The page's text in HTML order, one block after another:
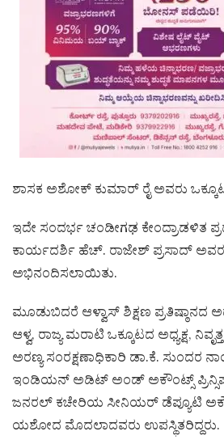
ಶಾಸಕ ಅಶೋಕ್ ಕುಮಾರ್ ರೈ ಅವರು
ಇದೇ ಸಂದರ್ಭ ಚಂಡೀಗಢ ಕೇಂದ್ರಾಡಳಿತ
ಕಾರ್ಯದರ್ಶಿ ಹೆಚ್. ರಾಜೇಶ್ ಪ್ರಸಾದ್
ಅಭಿನಂದಿಸಲಾಯಿತು.
ಮೂಡುಬಿದರೆ ಆಳ್ವಾಸ್ ಶಿಕ್ಷಣ ಪ್ರತಿಷ್ಠಾನದ
ಆಳ್ವ, ರಾಜ್ಯ ಮರಾಟಿ ಒಕ್ಕೂಟದ ಅಧ್ಯಕ್ಷ,
ಅರಣ್ಯ ಸಂರಕ್ಷಣಾಧಿಕಾರಿ ಡಾ.ಕೆ. ಸುಂದರ
ಇಂಡಿಯನ್ ಅಡಿಟ್ ಅಂಡ್ ಅಕೌಂಟ್ಸ್
ಜನರಲ್ ಕಚೇರಿಯ ಸೀನಿಯರ್ ಡೆಪ್ಯೂಟಿ
ಯಶೋದ ಮೊದಲಾದವರು ಉಪಸ್ಥಿತರಿದ್ದರು.